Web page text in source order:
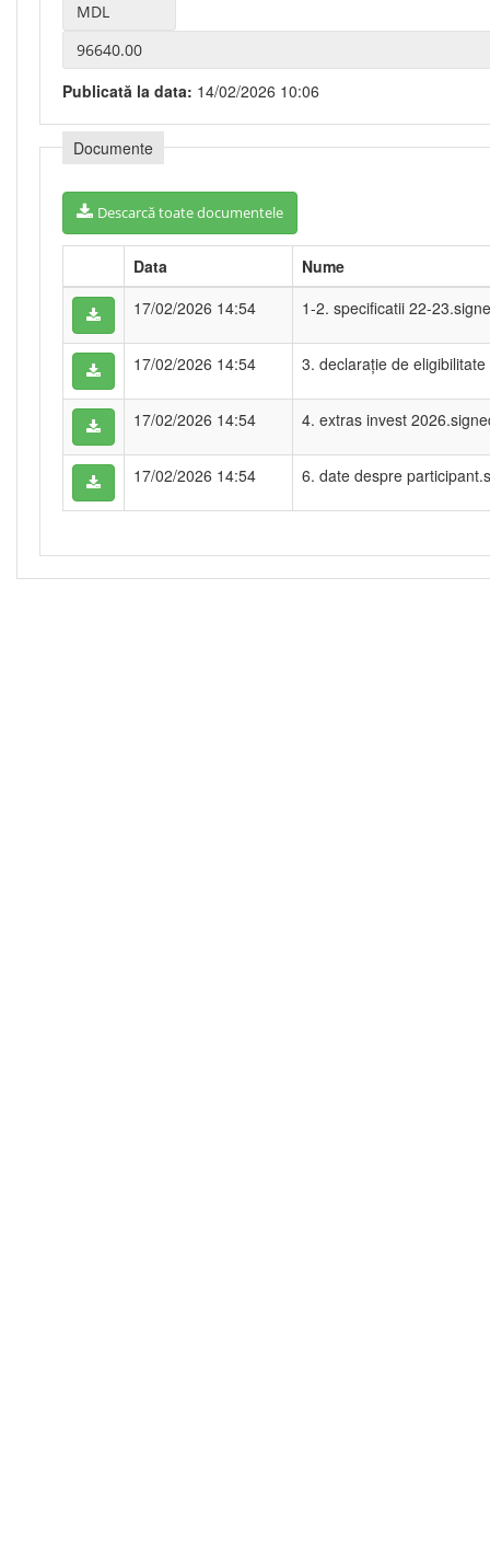
Publicată la data: 14/02/2026 10:06
Documente
Descarcă toate documentele
Data
Nume
17/02/2026 14:54
1-2. specificatii 22-
17/02/2026 14:54 3. declaraţie de
17/02/2026 14:54 4. extras invest
17/02/2026 14:54 6. date despre